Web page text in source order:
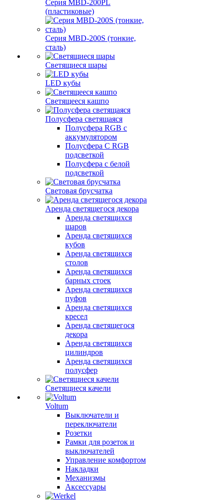
Серия MBD-200PL
(пластиковые)
Серия MBD-200S (тонкие,
сталь)
Светящиеся шары
LED кубы
Светящееся кашпо
Полусфера светящаяся
Полусфера RGB с
аккумулятором
Полусфера С RGB
подсветкой
Полусфера с белой
подсветкой
Световая брусчатка
Аренда светящегося декора
Аренда светящихся
шаров
Аренда светящихся
кубов
Аренда светящихся
столов
Аренда светящихся
барных стоек
Аренда светящихся
пуфов
Аренда светящихся
кресел
Аренда светящегося
декора
Аренда светящихся
цилиндров
Аренда светящихся
полусфер
Светящиеся качели
Voltum
Выключатели и
переключатели
Розетки
Рамки для розеток и
выключателей
Управление комфортом
Накладки
Механизмы
Аксессуары